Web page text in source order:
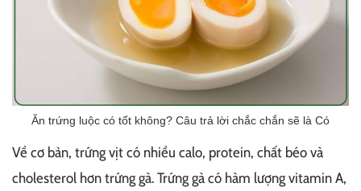
Ăn trứng luộc có tốt không? Câu trả lời chắc chắn sẽ là Có
Về cơ bản, trứng vịt có nhiều calo, protein, chất béo và
cholesterol hơn trứng gà. Trứng gà có hàm lượng vitamin A,